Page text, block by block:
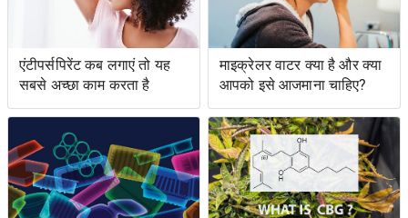
एंटीपर्सपिरेंट कब लगाएं तो यह
सबसे अच्छा काम करता है
माइक्रेलर वाटर क्या है और क्या
आपको इसे आजमाना चाहिए?